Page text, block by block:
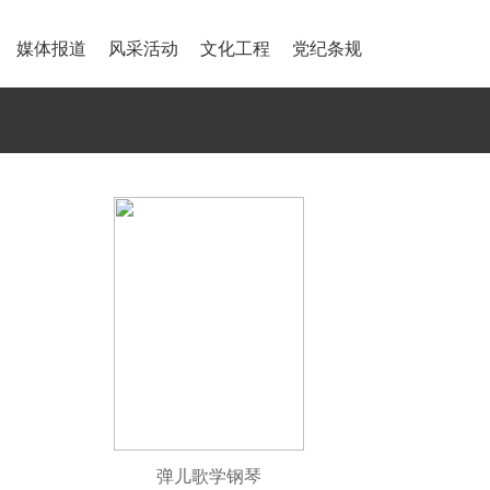
媒体报道 风采活动 文化工程 党纪条规
弹儿歌学钢琴